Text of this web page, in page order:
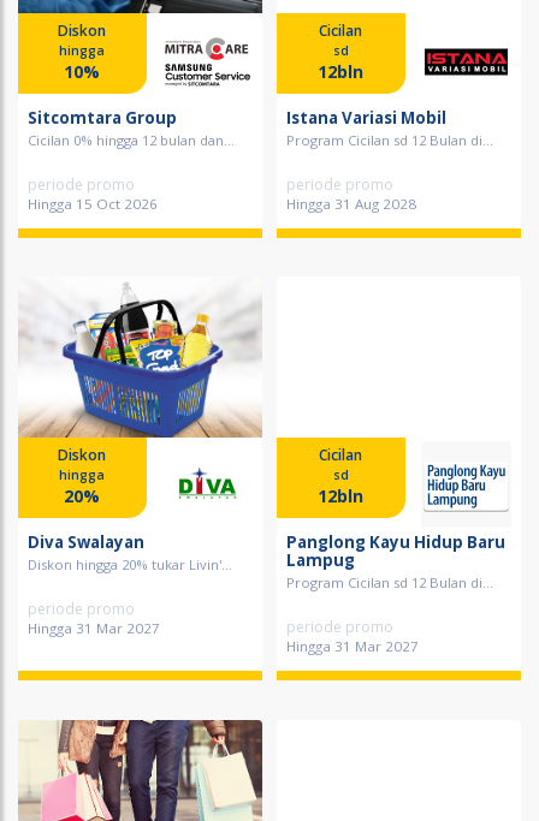
Diskon
hingga
10%
Sitcomtara Group
Cicilan 0% hingga 12 bulan dan...
periode promo
Hingga 15 Oct 2026
Cicilan
sd
12bln
Istana Variasi Mobil
Program Cicilan sd 12 Bulan di...
periode promo
Hingga 31 Aug 2028
Diskon
hingga
20%
Diva Swalayan
Diskon hingga 20% tukar Livin'...
periode promo
Hingga 31 Mar 2027
Cicilan
sd
12bln
Panglong Kayu Hidup Baru
Lampug
Program Cicilan sd 12 Bulan di...
periode promo
Hingga 31 Mar 2027